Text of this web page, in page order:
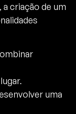
criação de um
uma